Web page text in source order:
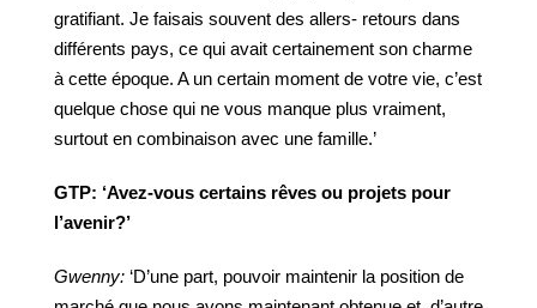
gratifiant. Je faisais souvent des allers- retours dans
différents pays, ce qui avait certainement son charme
à cette époque. A un certain moment de votre vie, c’est
quelque chose qui ne vous manque plus vraiment,
surtout en combinaison avec une famille.’
GTP: ‘Avez-vous certains rêves ou projets pour
l’avenir?’
Gwenny: ‘D’une part, pouvoir maintenir la position de